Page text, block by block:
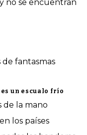
no se encuentran
de fantasmas
un escualo frío
de la mano
los países